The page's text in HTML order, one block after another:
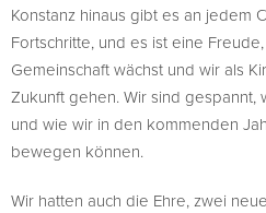
Konstanz hinaus gibt es an jedem
Fortschritte, und es ist eine
Gemeinschaft wächst und wir als
Zukunft gehen. Wir sind gespannt,
und wie wir in den kommenden
bewegen können.
Wir hatten auch die Ehre, zwei